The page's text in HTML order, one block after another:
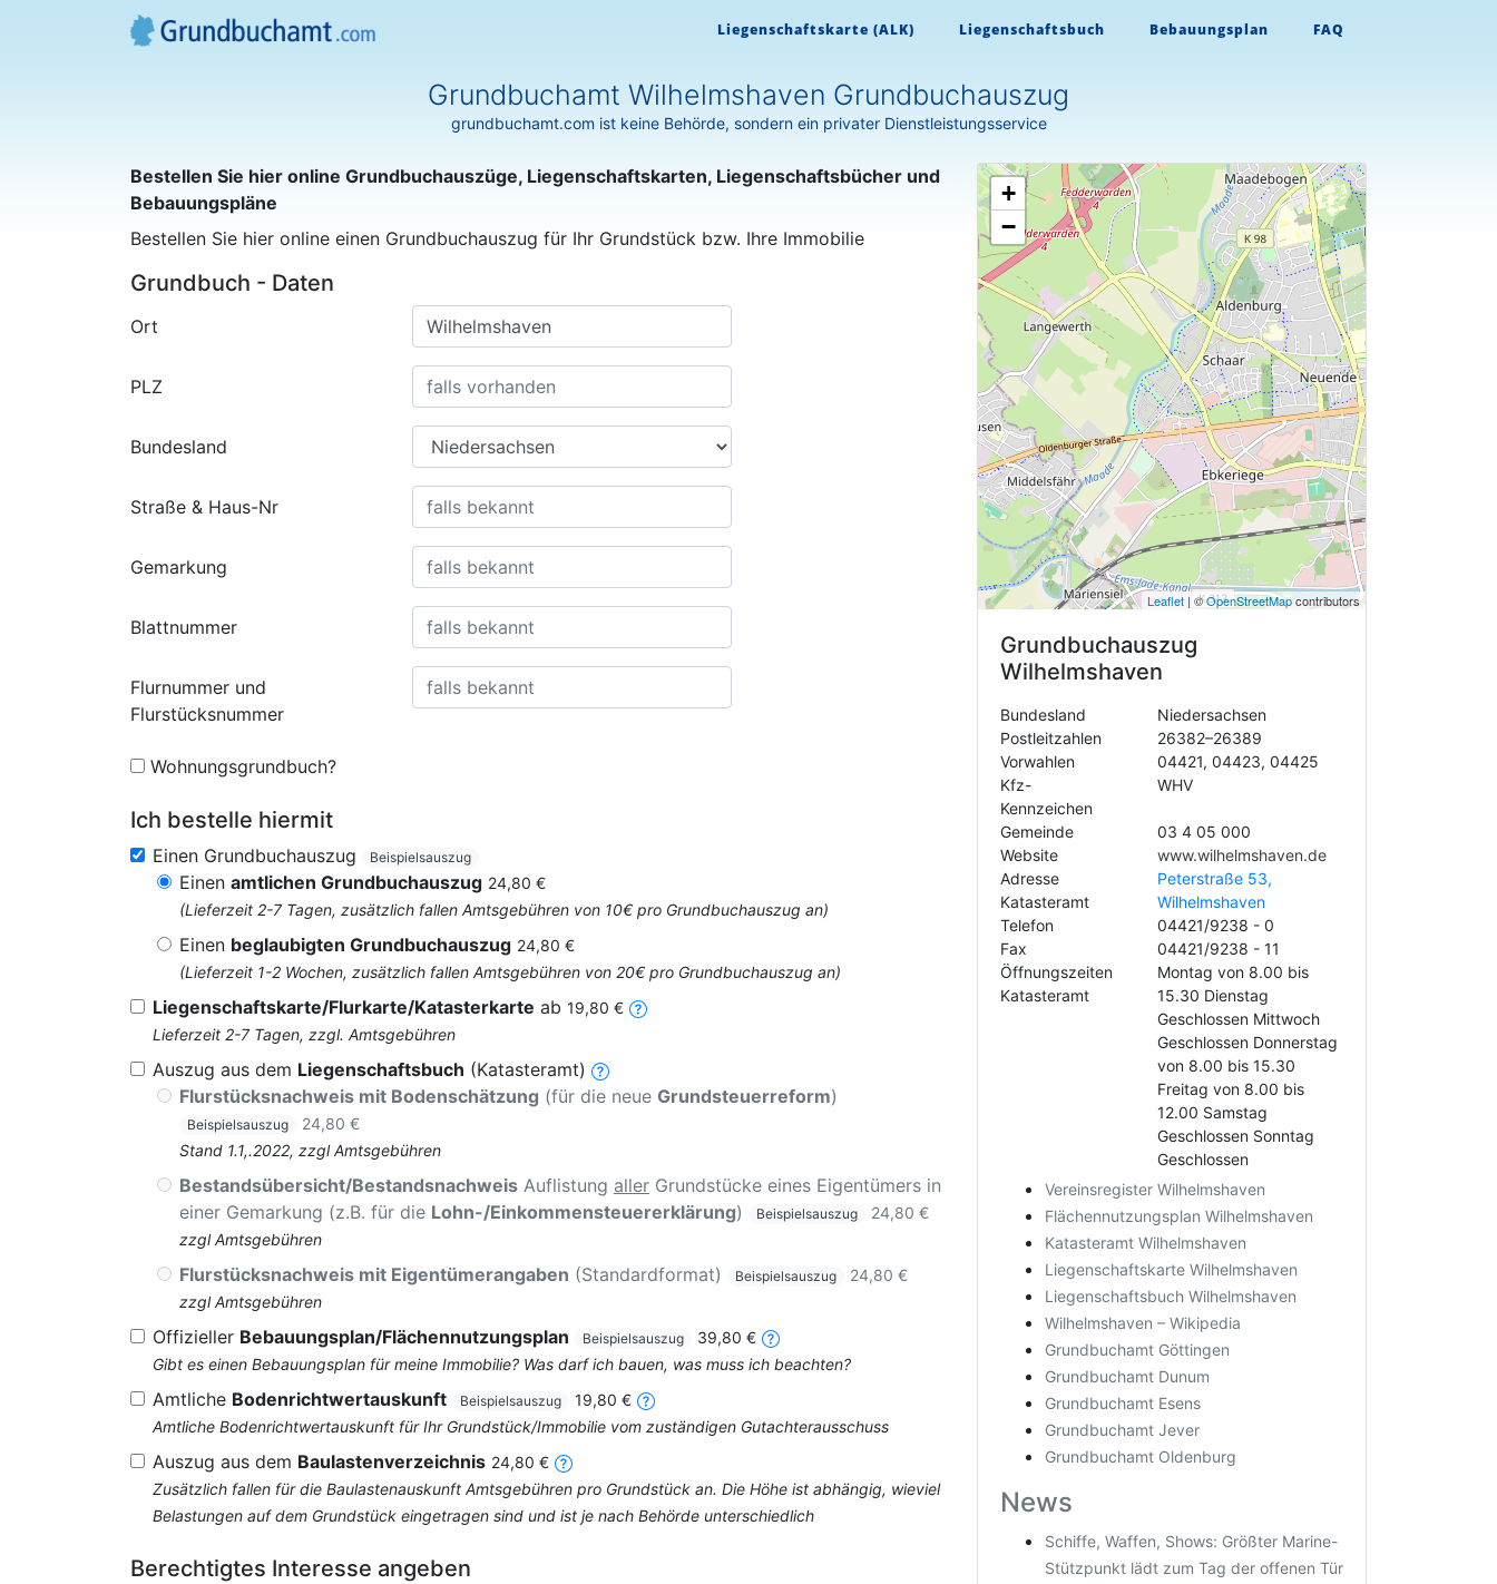
Liegenschaftskarte (ALK) Liegenschaftsbuch Bebauungsplan FAQ
Grundbuchamt Wilhelmshaven Grundbuchauszug
grundbuchamt.com ist keine Behörde, sondern ein privater Dienstleistungsservice
Bestellen Sie hier online Grundbuchauszüge, Liegenschaftskarten, Liegenschaftsbücher und
Bebauungspläne
Bestellen Sie hier online einen Grundbuchauszug für Ihr Grundstück bzw. Ihre Immobilie
Grundbuch - Daten
Ort
PLZ
Bundesland
Straße & Haus-Nr
Gemarkung
Blattnummer
Flurnummer und
Flurstücksnummer
Wohnungsgrundbuch?
Ich bestelle hiermit
Einen Grundbuchauszug Beispielsauszug
Einen amtlichen Grundbuchauszug 24,80 €
(Lieferzeit 2-7 Tagen, zusätzlich fallen Amtsgebühren von 10€ pro Grundbuchauszug an)
Einen beglaubigten Grundbuchauszug 24,80 €
(Lieferzeit 1-2 Wochen, zusätzlich fallen Amtsgebühren von 20€ pro Grundbuchauszug an)
Liegenschaftskarte/Flurkarte/Katasterkarte ab 19,80 €
Lieferzeit 2-7 Tagen, zzgl. Amtsgebühren
Auszug aus dem Liegenschaftsbuch (Katasteramt)
Flurstücksnachweis mit Bodenschätzung (für die neue Grundsteuerreform)
Beispielsauszug
24,80 €
Stand 1.1,.2022, zzgl Amtsgebühren
Bestandsübersicht/Bestandsnachweis Auflistung aller Grundstücke eines Eigentümers in
einer Gemarkung (z.B. für die Lohn-/Einkommensteuererklärung) Beispielsauszug
24,80 €
zzgl Amtsgebühren
Flurstücksnachweis mit Eigentümerangaben (Standardformat) Beispielsauszug
24,80 €
zzgl Amtsgebühren
Offizieller Bebauungsplan/Flächennutzungsplan Beispielsauszug
39,80 €
Gibt es einen Bebauungsplan für meine Immobilie? Was darf ich bauen, was muss ich beachten?
Amtliche Bodenrichtwertauskunft Beispielsauszug
19,80 €
Amtliche Bodenrichtwertauskunft für Ihr Grundstück/Immobilie vom zuständigen Gutachterausschuss
Auszug aus dem Baulastenverzeichnis 24,80 €
Zusätzlich fallen für die Baulastenauskunft Amtsgebühren pro Grundstück an. Die Höhe ist abhängig, wieviel
Belastungen auf dem Grundstück eingetragen sind und ist je nach Behörde unterschiedlich
Berechtigtes Interesse angeben
+
−
Leaflet | ©OpenStreetMapcontributors
Grundbuchauszug
Wilhelmshaven
Bundesland
Niedersachsen
Postleitzahlen
26382–26389
Vorwahlen
04421, 04423, 04425
Kfz-
Kennzeichen
WHV
Gemeinde
03 4 05 000
Website
www.wilhelmshaven.de
Adresse
Katasteramt
Peterstraße 53,
Wilhelmshaven
Telefon
04421/9238 - 0
Fax
04421/9238 - 11
Öffnungszeiten
Katasteramt
Montag von 8.00 bis
15.30 Dienstag
Geschlossen Mittwoch
Geschlossen Donnerstag
von 8.00 bis 15.30
Freitag von 8.00 bis
12.00 Samstag
Geschlossen Sonntag
Geschlossen
Vereinsregister Wilhelmshaven
Flächennutzungsplan Wilhelmshaven
Katasteramt Wilhelmshaven
Liegenschaftskarte Wilhelmshaven
Liegenschaftsbuch Wilhelmshaven
Wilhelmshaven – Wikipedia
Grundbuchamt Göttingen
Grundbuchamt Dunum
Grundbuchamt Esens
Grundbuchamt Jever
Grundbuchamt Oldenburg
News
Schiffe, Waffen, Shows: Größter Marine-
Stützpunkt lädt zum Tag der offenen Tür